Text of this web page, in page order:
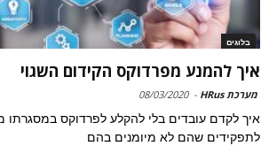
בלוגים
איך להמנע מפרדוקס הקידום השגוי
מערכת HRus -
08/03/2020
איך לקדם עובדים בלי להקלע לפרדוקס במסגרתו
לתפקידים שהם לא מיומנים בהם